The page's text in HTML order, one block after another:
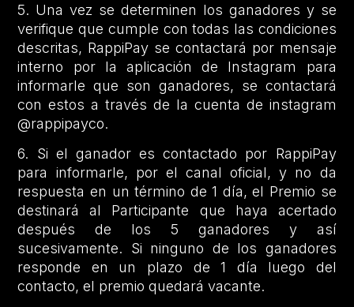
5. Una vez se determinen los ganadores y se
verifique que cumple con todas las condiciones
descritas, RappiPay se contactará por mensaje
interno por la aplicación de Instagram para
informarle que son ganadores, se contactará
con estos a través de la cuenta de instagram
@rappipayco.
6. Si el ganador es contactado por RappiPay
para informarle, por el canal oficial, y no da
respuesta en un término de 1 día, el Premio se
destinará al Participante que haya acertado
después de los 5 ganadores y así
sucesivamente. Si ninguno de los ganadores
responde en un plazo de 1 día luego del
contacto, el premio quedará vacante.